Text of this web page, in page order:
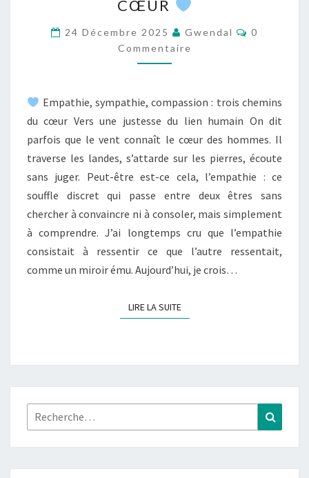
COMPRENDRE
LEURS
DIFFÉRENCES
ET
LA
JUSTESSE
DU
CŒUR
CŒUR
24 Décembre 2025 Gwendal
0
Commentaire
Empathie, sympathie, compassion : trois chemins
du cœur Vers une justesse du lien humain On dit
parfois que le vent connaît le cœur des hommes. Il
traverse les landes, s’attarde sur les pierres, écoute
sans juger. Peut-être est-ce cela, l’empathie : ce
souffle discret qui passe entre deux êtres sans
chercher à convaincre ni à consoler, mais simplement
à comprendre. J’ai longtemps cru que l’empathie
consistait à ressentir ce que l’autre ressentait,
comme un miroir ému. Aujourd’hui, je crois…
LIRE LA SUITELIRE LA SUITE
Rechercher :